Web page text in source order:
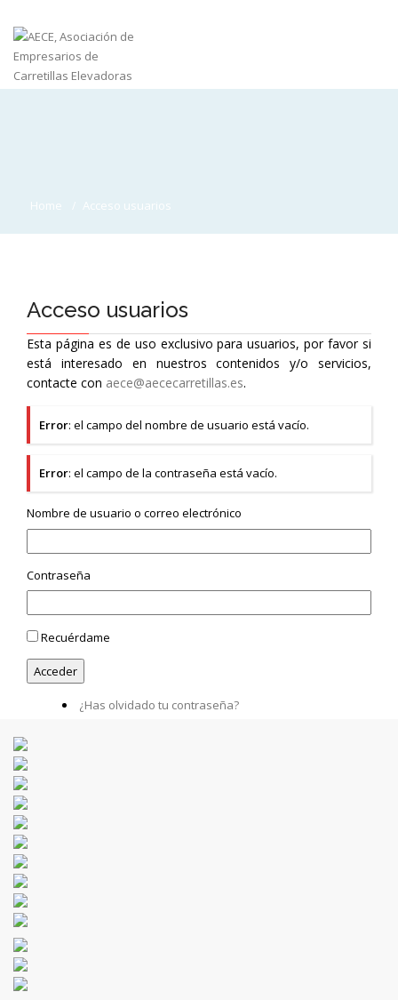
Home Acceso usuarios
Acceso usuarios
Esta página es de uso exclusivo para usuarios, por favor si
está interesado en nuestros contenidos y/o servicios,
contacte con aece@aececarretillas.es.
Error: el campo del nombre de usuario está vacío.
Error: el campo de la contraseña está vacío.
Nombre de usuario o correo electrónico
Contraseña
Recuérdame
¿Has olvidado tu contraseña?